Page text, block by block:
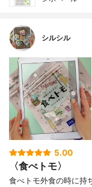
シルシル
5.00
〈食べトモ〉
食べトモ外食の時に持